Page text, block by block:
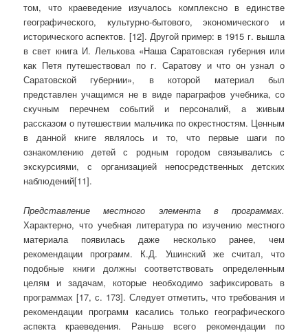
том, что краеведение изучалось комплексно в единстве
географического, культурно-бытового, экономического и
исторического аспектов. [12]. Другой пример: в 1915 г. вышла
в свет книга И. Лелькова «Наша Саратовская губерния или
как Петя путешествовал по г. Саратову и что он узнал о
Саратовской губернии», в которой материал был
представлен учащимся не в виде параграфов учебника, со
скучным перечнем событий и персоналий, а живым
рассказом о путешествии мальчика по окрестностям. Ценным
в данной книге являлось и то, что первые шаги по
ознакомлению детей с родным городом связывались с
экскурсиями, с организацией непосредственных детских
наблюдений[11].
Представление местного элемента в программах.
Характерно, что учебная литература по изучению местного
материала появилась даже несколько ранее, чем
рекомендации программ. К.Д. Ушинский же считал, что
подобные книги должны соответствовать определенным
целям и задачам, которые необходимо зафиксировать в
программах [17, с. 173]. Следует отметить, что требования и
рекомендации программ касались только географического
аспекта краеведения. Раньше всего рекомендации по